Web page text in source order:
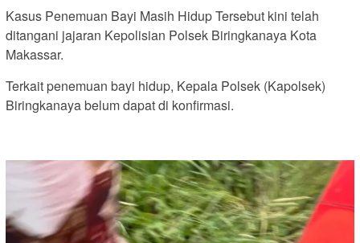
Kasus Penemuan Bayi Masih Hidup Tersebut kini telah
ditangani jajaran Kepolisian Polsek Biringkanaya Kota
Makassar.
Terkait penemuan bayi hidup, Kepala Polsek (Kapolsek)
Biringkanaya belum dapat di konfirmasi.